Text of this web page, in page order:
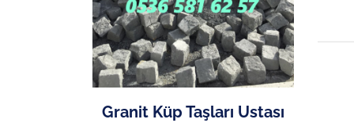
Granit Küp Taşları Ustası